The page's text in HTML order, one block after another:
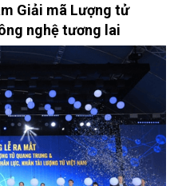
Giải mã Lượng tử
nghệ tương lai